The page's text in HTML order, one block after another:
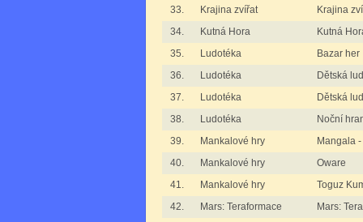
33.
Krajina zvířat
Krajina
34.
Kutná Hora
Kutná
35.
Ludotéka
Bazar her
36.
Ludotéka
Dětská
37.
Ludotéka
Dětská
38.
Ludotéka
Noční
39.
Mankalové hry
Mangala
40.
Mankalové hry
Oware
41.
Mankalové hry
Toguz
42.
Mars: Teraformace
Mars: